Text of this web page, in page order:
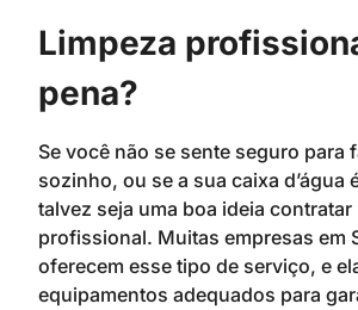
Limpeza
pena?
Se você não se sente seguro para
sozinho, ou se a sua caixa d’água
talvez seja uma boa ideia
profissional. Muitas empresas em
oferecem esse tipo de serviço, e
equipamentos adequados para